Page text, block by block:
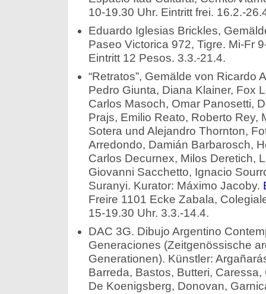
10-19.30 Uhr. Eintritt frei. 16.2.-
Eduardo Iglesias Brickles,
Paseo Victorica 972, Tigre. Mi-Fr
Eintritt 12 Pesos. 3.3.-21.4.
“Retratos”, Gemälde von Ricardo
Pedro Giunta, Diana Klainer, Fox
Carlos Masoch, Omar Panosetti,
Prajs, Emilio Reato, Roberto Rey,
Sotera und Alejandro Thornton,
Arredondo, Damián Barbarosch,
Carlos Decurnex, Milos Deretich,
Giovanni Sacchetto, Ignacio
Suranyi. Kurator: Máximo Jacoby.
Freire 1101 Ecke Zabala,
15-19.30 Uhr. 3.3.-14.4.
DAC 3G. Dibujo Argentino
Generaciones (Zeitgenössische
Generationen). Künstler:
Barreda, Bastos, Butteri,
De Koenigsberg, Donovan,